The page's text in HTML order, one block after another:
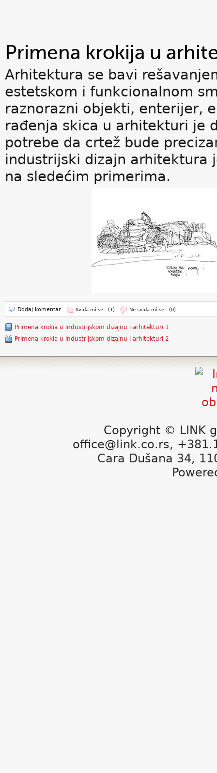
Primena krokija u
Arhitektura se bavi
estetskom i funkcionalnom
raznorazni objekti, enterijer,
rađenja skica u arhitekturi je
potrebe da crtež bude
industrijski dizajn arhitektura
na sledećim primerima.
Dodaj komentar Sviđa mi se - (1) Ne sviđa mi se - (0)
Primena krokia u industrijskom dizajnu i arhitekturi 1
Primena krokia u industrijskom dizajnu i arhitekturi 2
Copyright © LINK
office@link.co.rs,
Cara Dušana 34,